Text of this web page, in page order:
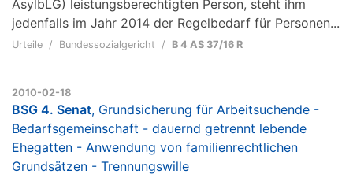
AsylbLG) leistungsberechtigten Person, steht ihm
jedenfalls im Jahr 2014 der Regelbedarf für Personen...
Urteile Bundessozialgericht B 4 AS 37/16 R
2010-02-18
BSG 4. Senat, Grundsicherung für Arbeitsuchende -
Bedarfsgemeinschaft - dauernd getrennt lebende
Ehegatten - Anwendung von familienrechtlichen
Grundsätzen - Trennungswille